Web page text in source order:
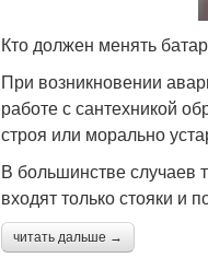
Кто должен менять
При возникновении
работе с сантехникой
строя или морально
В большинстве случаев
входят только стояки и
читать дальше →